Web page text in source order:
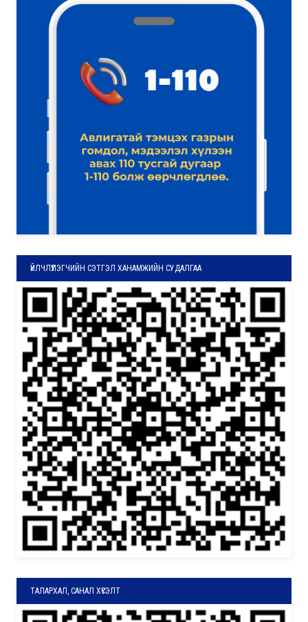
ҮЙЛЧЛҮҮЛЭГЧИЙН СЭТГЭЛ ХАНАМЖИЙН СУДАЛГАА
ТАЛАРХАЛ, САНАЛ ХҮСЭЛТ